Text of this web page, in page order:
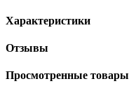
Характеристики
Отзывы
Просмотренные товары